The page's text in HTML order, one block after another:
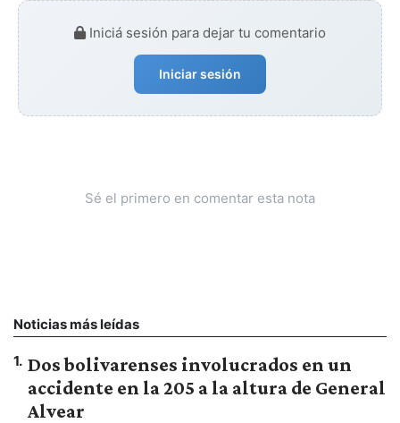
Iniciá sesión para dejar tu comentario
Iniciar sesión
Sé el primero en comentar esta nota
Noticias más leídas
1. Dos bolivarenses involucrados en un
accidente en la 205 a la altura de General
Alvear